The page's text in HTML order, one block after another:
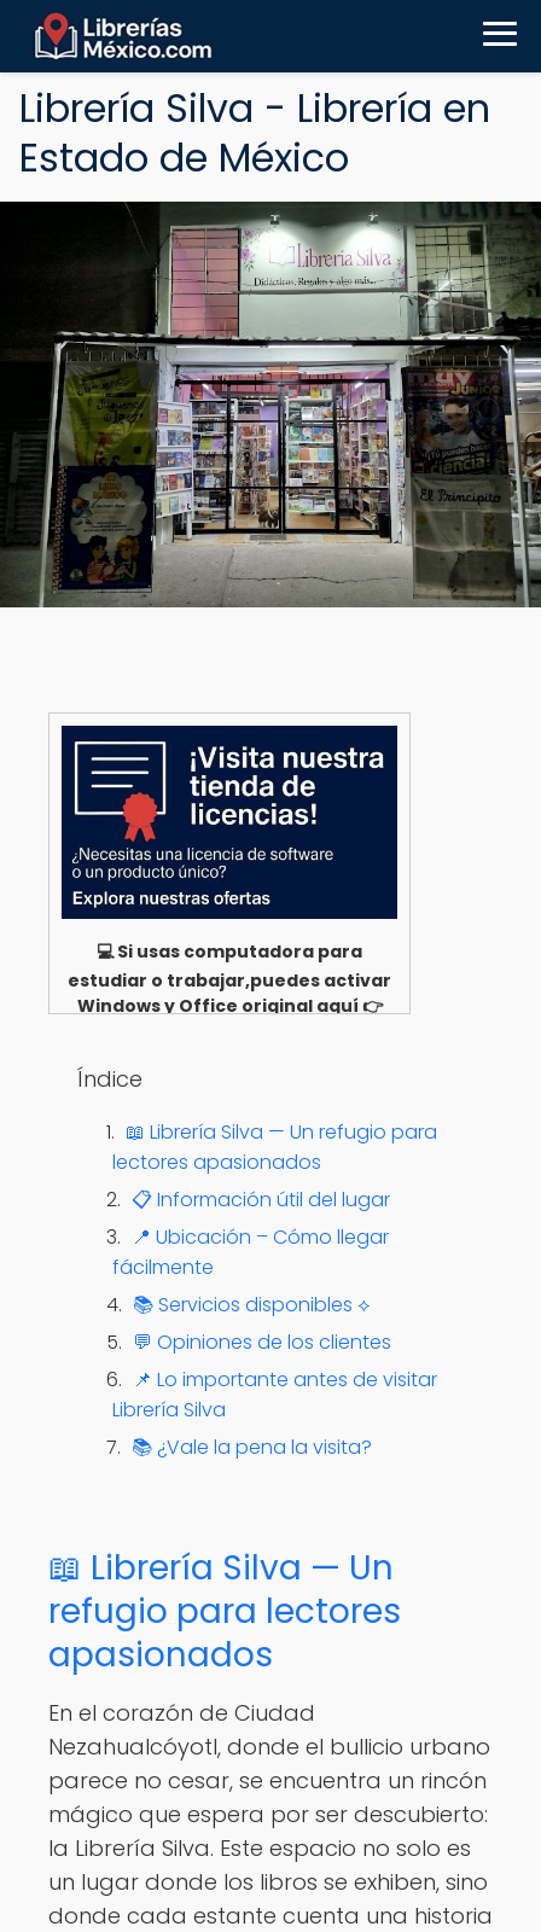
Librería Silva - Librería en
Estado de México
💻 Si usas computadora para
estudiar o trabajar,puedes activar
Windows y Office original aquí 👉
Índice
📖 Librería Silva — Un refugio para
lectores apasionados
📋 Información útil del lugar
📍 Ubicación – Cómo llegar
fácilmente
📚 Servicios disponibles ⟡
💬 Opiniones de los clientes
📌 Lo importante antes de visitar
Librería Silva
📚 ¿Vale la pena la visita?
📖 Librería Silva — Un
refugio para lectores
apasionados
En el corazón de Ciudad
Nezahualcóyotl, donde el bullicio urbano
parece no cesar, se encuentra un rincón
mágico que espera por ser descubierto:
la Librería Silva. Este espacio no solo es
un lugar donde los libros se exhiben, sino
donde cada estante cuenta una historia